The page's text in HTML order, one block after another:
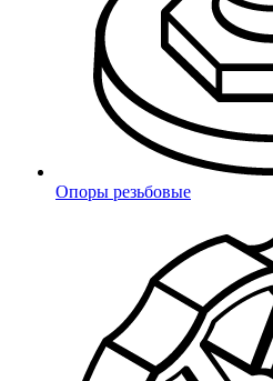
Опоры резьбовые